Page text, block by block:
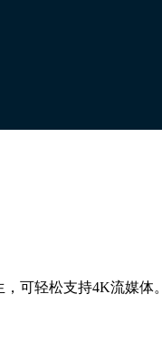
可轻松支持4K流媒体。